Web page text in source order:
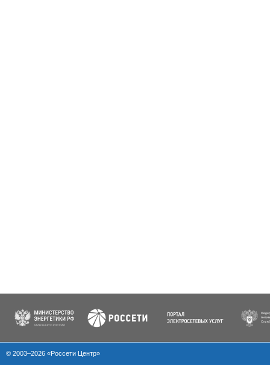
© 2003–2026 «Россети Центр»